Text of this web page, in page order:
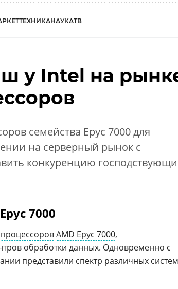
ТЕХНИКАНАУКАТВ
у Intel на
семейства Epyc 7000 для
на серверный рынок с
конкуренцию
7000
процессоровAMD Epyc 7000,
обработки данных. Одновременно с
представили спектр различных систем